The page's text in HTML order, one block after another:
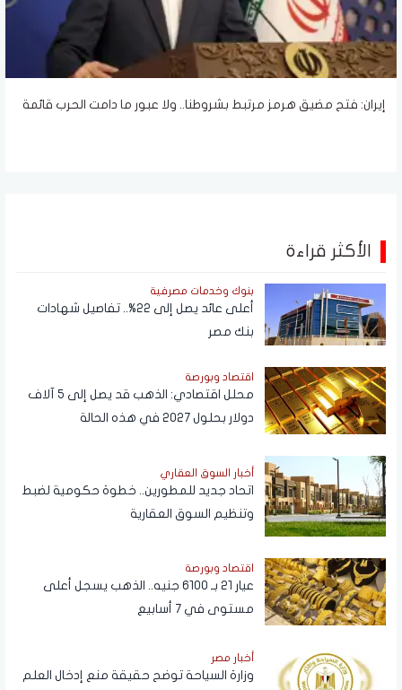
إيران: فتح مضيق هرمز مرتبط بشروطنا.. ولا عبور ما دامت الحرب قائمة
الأكثر قراءة
بنوك وخدمات مصرفية
أعلى عائد يصل إلى 22%.. تفاصيل شهادات
بنك مصر
اقتصاد وبورصة
محلل اقتصادي: الذهب قد يصل إلى 5 آلاف
دولار بحلول 2027 في هذه الحالة
أخبار السوق العقاري
اتحاد جديد للمطورين.. خطوة حكومية لضبط
وتنظيم السوق العقارية
اقتصاد وبورصة
عيار 21 بـ 6100 جنيه.. الذهب يسجل أعلى
مستوى في 7 أسابيع
أخبار مصر
وزارة السياحة توضح حقيقة منع إدخال العلم